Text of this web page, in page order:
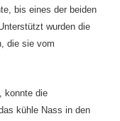
bis eines der beiden
wurden die
die sie vom
konnte die
kühle Nass in den